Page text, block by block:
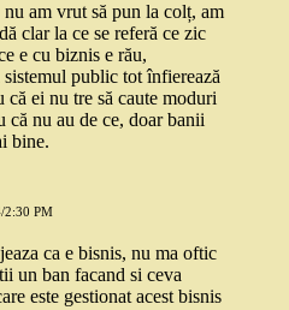
am vrut să pun la colț, am
clar la ce se referă ce zic
e cu biznis e rău,
public tot înfierează
că ei nu tre să caute moduri
că nu au de ce, doar banii
bine.
2:30 PM
ca e bisnis, nu ma oftic
un ban facand si ceva
este gestionat acest bisnis